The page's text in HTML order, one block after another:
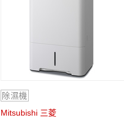
除濕機
Mitsubishi 三菱